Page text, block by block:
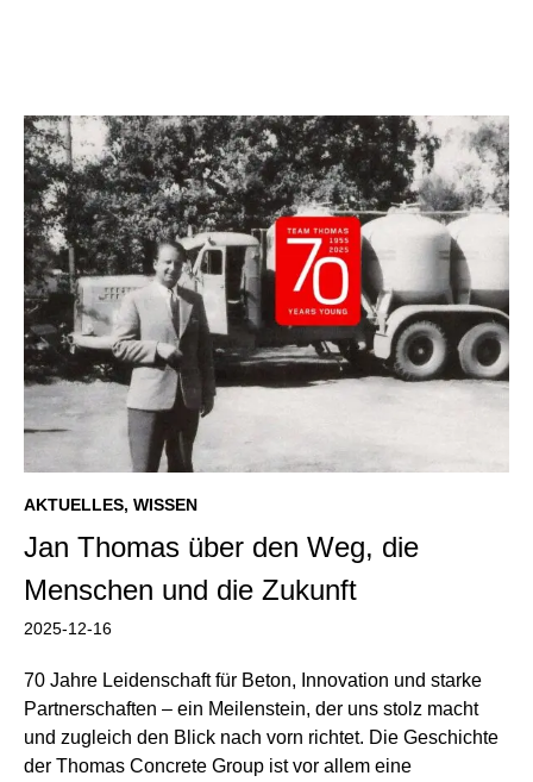
AKTUELLES, WISSEN
Jan Thomas über den Weg, die
Menschen und die Zukunft
2025-12-16
70 Jahre Leidenschaft für Beton, Innovation und starke
Partnerschaften – ein Meilenstein, der uns stolz macht
und zugleich den Blick nach vorn richtet. Die Geschichte
der Thomas Concrete Group ist vor allem eine